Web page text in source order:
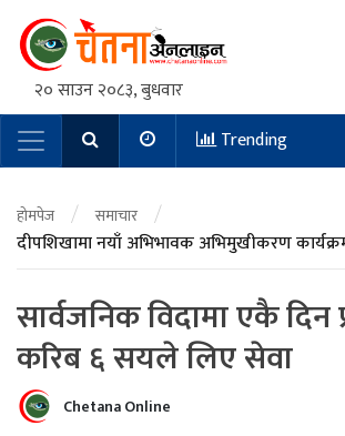
२० साउन २०८३, बुधवार
Main NavigationTrending
होमपेज / समाचार /
दीपशिखामा नयाँ अभिभावक अभिमुखीकरण
सार्वजनिक विदामा एकै दिन
करिब ६ सयले लिए सेवा
Chetana Online